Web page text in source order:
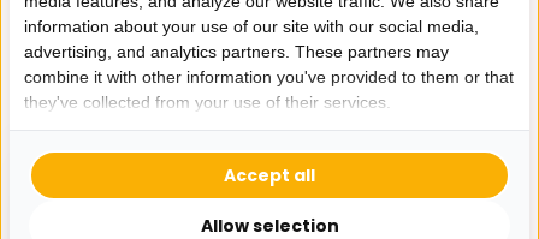
Delen
Eerder bekeken door jou
information about your use of our site with our social media,
advertising, and analytics partners. These partners may
combine it with other information you've provided to them or that
they've collected from your use of their services.
Allow selection
Accept all